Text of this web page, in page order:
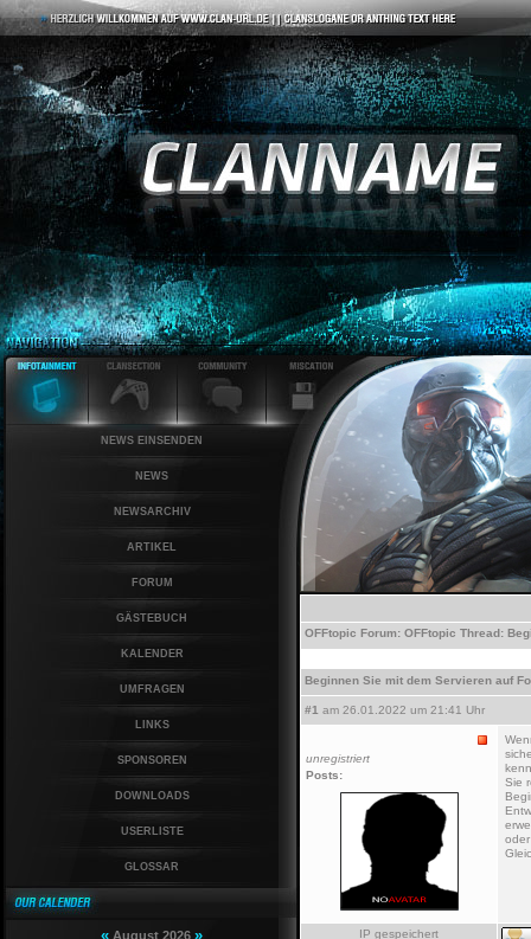
NEWS EINSENDEN
NEWS
NEWSARCHIV
ARTIKEL
FORUM
GÄSTEBUCH
KALENDER
UMFRAGEN
LINKS
SPONSOREN
DOWNLOADS
USERLISTE
GLOSSAR
« August 2026 »
OFFtopic Forum: OFFtopic Thread:
Beginnen Sie mit dem Servieren auf
#1 am 26.01.2022 um 21:41 Uhr
unregistriert
Posts:
Sie
IP gespeichert